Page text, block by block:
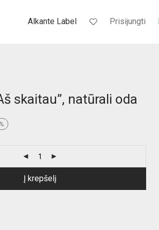
Alkante Label Prisijungti
skaitau”, natūrali oda
%
Į krepšelį